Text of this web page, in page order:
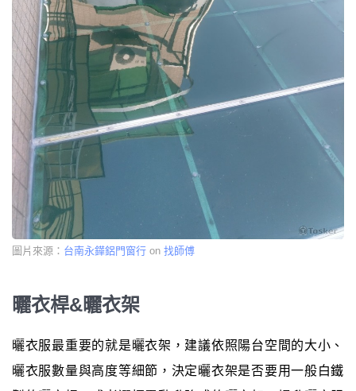
圖片來源： 台南永鏵鋁門窗行 on 找師傅
曬衣桿&曬衣架
曬衣服最重要的就是曬衣架，建議依照陽台空間的大小、
曬衣服數量與高度等細節，決定曬衣架是否要用一般白鐵